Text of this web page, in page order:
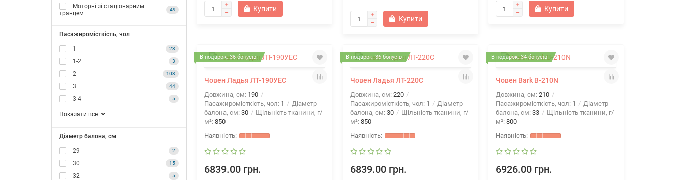
Моторні зі стаціонарним
транцем
49
Пасажиромісткість, чол
1 23
1-2 3
2 103
3 44
3-4 5
Показати все
Діаметр балона, см
29 2
30 15
32 5
Купити
Купити
Купити
В подарок: 36 бонусів
Човен Ладья ЛТ-190УЕС
Довжина, см: 190
Пасажиромісткість, чол: 1
Діаметр
балона, см: 30
Щільність тканини, г/
м²: 850
6839.00 грн.
В подарок: 36 бонусів
Човен Ладья ЛТ-220С
Довжина, см: 220
Пасажиромісткість, чол: 1
Діаметр
балона, см: 30
Щільність тканини, г/
м²: 850
6839.00 грн.
В подарок: 34 бонусів
Човен Bark B-210N
Довжина, см: 210
Пасажиромісткість, чол: 1
Діаметр
балона, см: 33
Щільність тканини, г/
м²: 800
6926.00 грн.